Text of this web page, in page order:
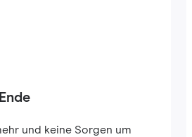
und keine Sorgen um